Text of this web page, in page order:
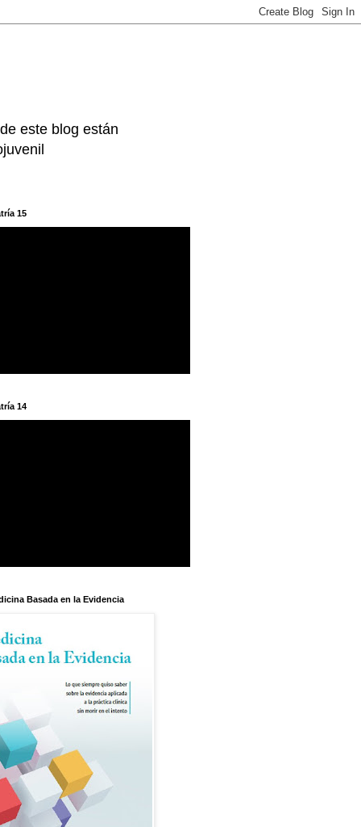
este blog están
15
14
Basada en la Evidencia